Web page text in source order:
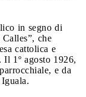
in segno di
che
cattolica e
Il 1º agosto 1926,
e da